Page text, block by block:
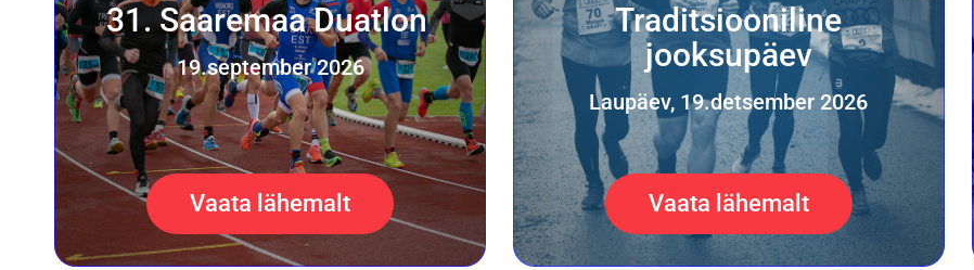
31. Saaremaa Duatlon
19.september 2026
Vaata lähemalt
Traditsiooniline
jooksupäev
Laupäev, 19.detsember 2026
Vaata lähemalt